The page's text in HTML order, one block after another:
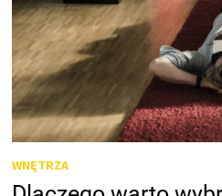
WNĘTRZA